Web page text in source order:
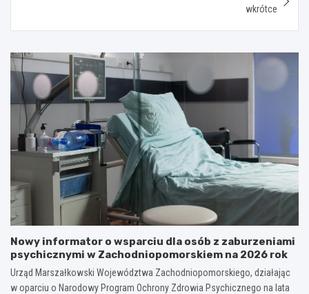
wkrótce
Nowy informator o wsparciu dla osób z zaburzeniami
psychicznymi w Zachodniopomorskiem na 2026 rok
Urząd Marszałkowski Województwa Zachodniopomorskiego, działając
w oparciu o Narodowy Program Ochrony Zdrowia Psychicznego na lata